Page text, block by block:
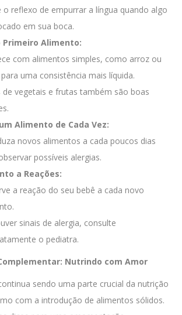
o reflexo de empurrar a língua quando algo
em sua boca.
Primeiro Alimento:
com alimentos simples, como arroz ou
uma consistência mais líquida.
de vegetais e frutas também são boas
Alimento de Cada Vez:
novos alimentos a cada poucos dias
possíveis alergias.
a Reações:
a reação do seu bebê a cada novo
sinais de alergia, consulte
o pediatra.
Nutrindo com Amor
sendo uma parte crucial da nutrição
com a introdução de alimentos sólidos.